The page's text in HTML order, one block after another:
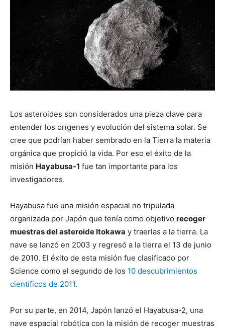
Los asteroides son considerados una pieza clave para
entender los orígenes y evolución del sistema solar. Se
cree que podrían haber sembrado en la Tierra la materia
orgánica que propició la vida. Por eso el éxito de la
misión Hayabusa-1 fue tan importante para los
investigadores.
Hayabusa fue una misión espacial no tripulada
organizada por Japón que tenía como objetivo recoger
muestras del asteroide Itokawa y traerlas a la tierra. La
nave se lanzó en 2003 y regresó a la tierra el 13 de junio
de 2010. El éxito de esta misión fue clasificado por
Science como el segundo de los 10 descubrimientos
científicos de 2011.
Por su parte, en 2014, Japón lanzó el Hayabusa-2, una
nave espacial robótica con la misión de recoger muestras